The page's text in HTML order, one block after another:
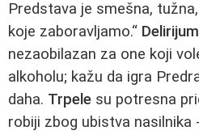
Predstava je smešna,
koje zaboravljamo.“
nezaobilazan za one koji
alkoholu; kažu da igra
daha. Trpele su potresna
robiji zbog ubistva nasilnika